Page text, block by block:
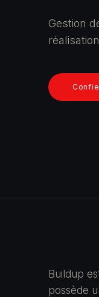
Gestion
Buildup
possède